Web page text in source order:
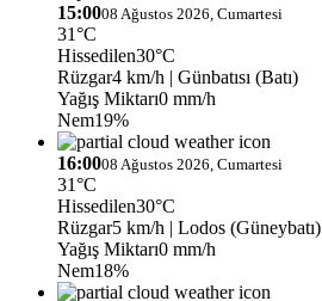
15:0008 Ağustos 2026, Cumartesi
31°C
Hissedilen30°C
Rüzgar4 km/h | Günbatısı (Batı)
Yağış Miktarı0 mm/h
Nem19%
16:0008 Ağustos 2026, Cumartesi
31°C
Hissedilen30°C
Rüzgar5 km/h | Lodos (Güneybatı)
Yağış Miktarı0 mm/h
Nem18%